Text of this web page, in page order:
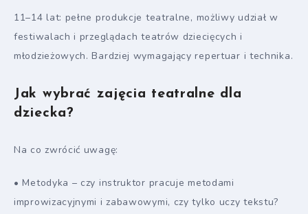
11–14 lat: pełne produkcje teatralne, możliwy udział w
festiwalach i przeglądach teatrów dziecięcych i
młodzieżowych. Bardziej wymagający repertuar i technika.
Jak wybrać zajęcia teatralne dla
dziecka?
Na co zwrócić uwagę:
• Metodyka – czy instruktor pracuje metodami
improwizacyjnymi i zabawowymi, czy tylko uczy tekstu?